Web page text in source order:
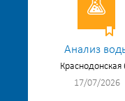
Анализ
Краснодонская
17/07/2026